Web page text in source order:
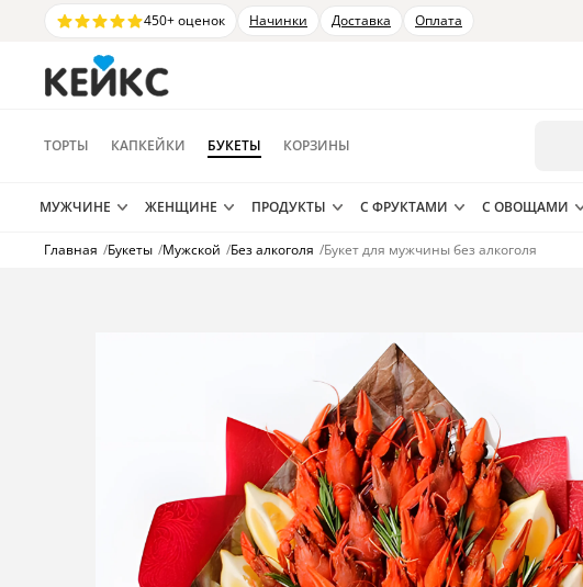
450+ оценок Начинки Доставка Оплата
ТОРТЫ КАПКЕЙКИ БУКЕТЫ КОРЗИНЫ
МУЖЧИНЕ ЖЕНЩИНЕ ПРОДУКТЫ С ФРУКТАМИ С ОВОЩАМИ
Главная /Букеты /Мужской /Без алкоголя /Букет для мужчины без алкоголя